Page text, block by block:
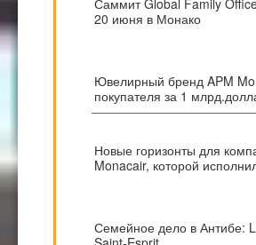
20 июня в Монако
Ювелирный бренд APM
покупателя за 1
Новые горизонты для
Monacair, которой
Семейное дело в Антибе: